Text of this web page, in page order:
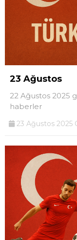
23 Ağustos
22 Ağustos 2025
haberler
23 Ağustos 2025